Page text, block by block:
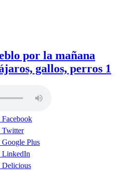
por la mañana
gallos, perros 1